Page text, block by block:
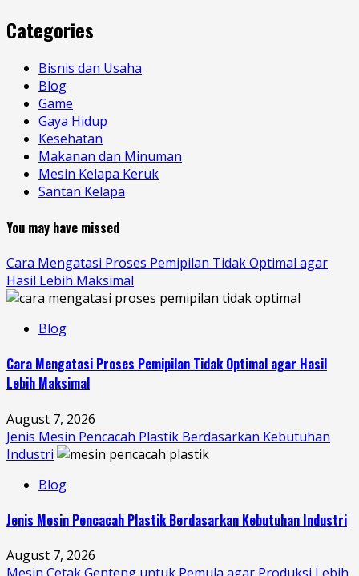
Categories
Bisnis dan Usaha
Blog
Game
Gaya Hidup
Kesehatan
Makanan dan Minuman
Mesin Kelapa Keruk
Santan Kelapa
You may have missed
Cara Mengatasi Proses Pemipilan Tidak Optimal agar
Hasil Lebih Maksimal
Blog
Cara Mengatasi Proses Pemipilan Tidak Optimal agar Hasil
Lebih Maksimal
August 7, 2026
Jenis Mesin Pencacah Plastik Berdasarkan Kebutuhan
Industri
Blog
Jenis Mesin Pencacah Plastik Berdasarkan Kebutuhan Industri
August 7, 2026